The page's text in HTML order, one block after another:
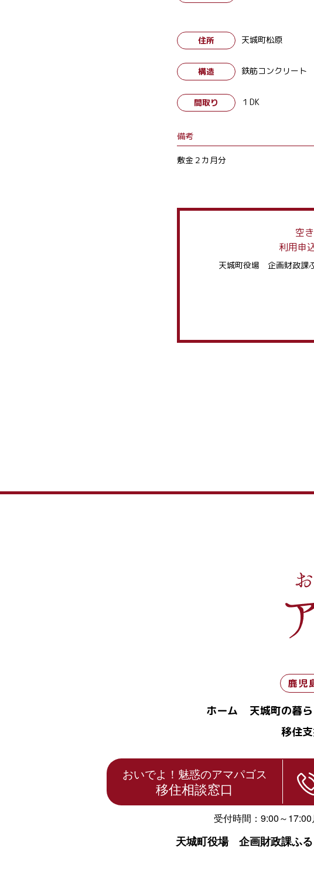
住所 天城町松原
構造 鉄筋コンクリート
間取り １DK
備考
敷金２カ月分
空
利用申
天城町役場 企画財政課
鹿児
ホーム 天城町の暮
移住
おいでよ！魅惑のアマパゴス
移住相談窓口
受付時間：9:00～
天城町役場 企画財政課ふ